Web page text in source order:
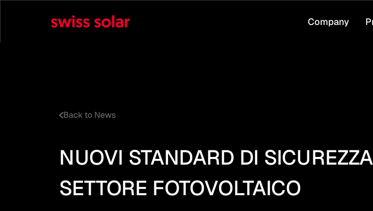
Company
Back to News
NUOVI STANDARD DI
SETTORE FOTOVOLTAICO